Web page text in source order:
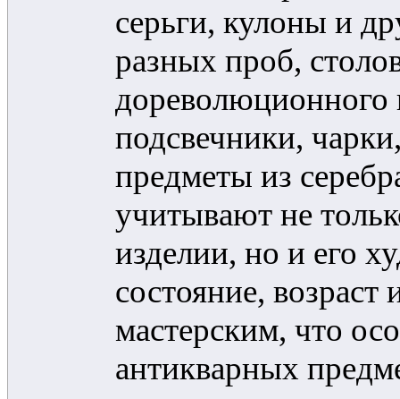
серьги, кулоны и
разных проб,
дореволюционного
подсвечники,
предметы из
учитывают не
изделии, но и его
состояние,
мастерским, что
антикварных